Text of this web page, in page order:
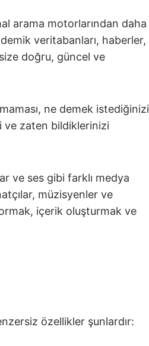
arama motorlarından daha
veritabanları, haberler,
doğru, güncel ve
ne demek istediğinizi
ve zaten bildiklerinizi
ve ses gibi farklı medya
müzisyenler ve
içerik oluşturmak ve
özellikler şunlardır: